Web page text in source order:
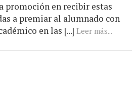
promoción en recibir estas
a premiar al alumnado con
en las [...] Leer más...